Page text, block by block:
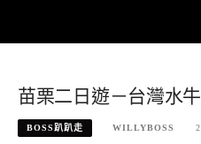
苗栗二日遊－台灣水
BOSS趴趴走 WILLYBOSS